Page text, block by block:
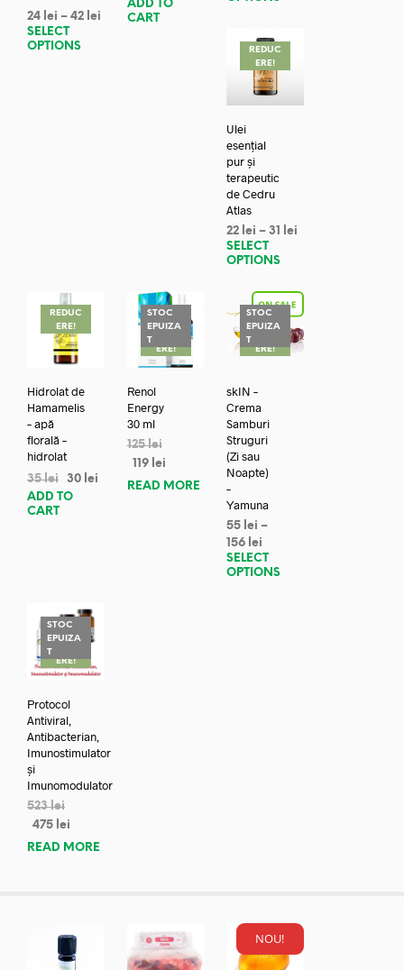
24 lei – 42 lei
SELECT
OPTIONS
ADD TO
CART
REDUC
ERE!
Ulei
esențial
pur și
terapeutic
de Cedru
Atlas
22 lei –31
lei
SELECT
OPTIONS
REDUC
ERE!
Hidrolat de
Hamamelis
– apă
florală –
hidrolat
35lei 30 lei
ADD TO
CART
STOC
EPUIZA
TREDUC
ERE!
Renol
Energy
30 ml
125lei
119 lei
READ MORE
STOC
EPUIZA
TREDUC
ERE!
skIN –
Crema
Samburi
Struguri
(Zi sau
Noapte)
–
Yamuna
55 lei –
156 lei
SELECT
OPTIONS
STOC
EPUIZA
TREDUC
ERE!
Protocol
Antiviral,
Antibacterian,
Imunostimulator
și
Imunomodulator
523lei
475 lei
READ MORE
NOU!